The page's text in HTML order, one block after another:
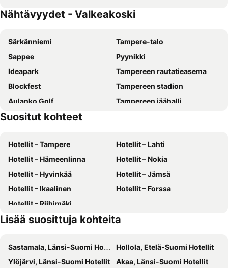
Nähtävyydet - Valkeakoski
Särkänniemi
Tampere-talo
Sappee
Pyynikki
Ideapark
Tampereen rautatieasema
Blockfest
Tampereen stadion
Aulanko Golf
Tampereen jäähalli
Verkosto
Hervannan hiihtokeskus
Verkatehdas
Hämeen linna
Tampereen teatteri
Wanaja Festival
Tampereen taidemessut
Tammer-Golf
Tampereen yliopisto
Tampere Bus Station
Euromining
Tampereen tuomiokirkko
Kädentaidot
Suositut kohteet
Hotellit – Tampere
Hotellit – Lahti
Hotellit – Hämeenlinna
Hotellit – Nokia
Hotellit – Hyvinkää
Hotellit – Jämsä
Hotellit – Ikaalinen
Hotellit – Forssa
Hotellit – Riihimäki
Lisää suosittuja kohteita
Sastamala, Länsi-Suomi Hotellit
Hollola, Etelä-Suomi Hotellit
Ylöjärvi, Länsi-Suomi Hotellit
Akaa, Länsi-Suomi Hotellit